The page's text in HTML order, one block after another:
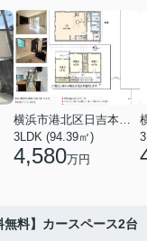
3LDK (94.39㎡)
4,580万円
料】カースペース2台